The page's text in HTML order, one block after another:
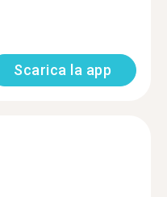
Scarica la app